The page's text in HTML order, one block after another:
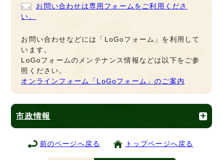
お問い合わせは専用フォームをご利用くださ
い。
お問い合わせなどには「LoGoフォーム」を利用して
います。
LoGoフォームのメンテナンス情報などは以下をご参
照ください。
オンラインフォーム「LoGoフォーム」のご案内
市政情報
前のページへ戻る トップページへ戻る